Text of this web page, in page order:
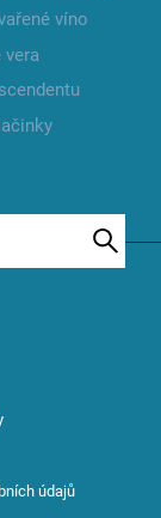
víno
vera
údajů